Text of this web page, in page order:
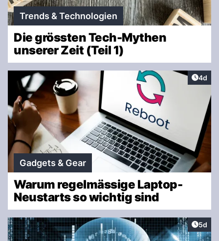
Trends & Technologien
Die grössten Tech-Mythen
unserer Zeit (Teil 1)
4d
Gadgets & Gear
Warum regelmässige Laptop-
Neustarts so wichtig sind
5d